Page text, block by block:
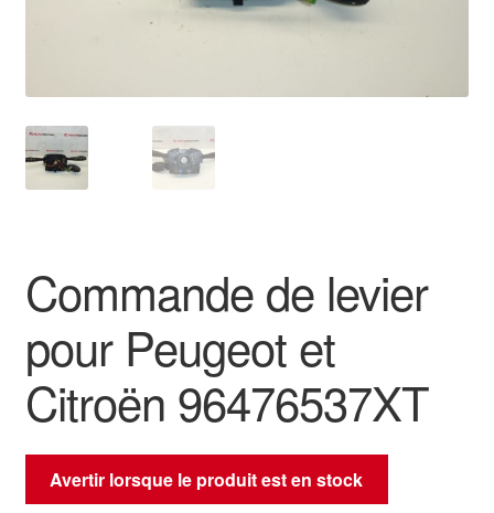
Politique de confidentialité
Procédure de Réclamation
Commande de levier
pour Peugeot et
Citroën 96476537XT
Avertir lorsque le produit est en stock